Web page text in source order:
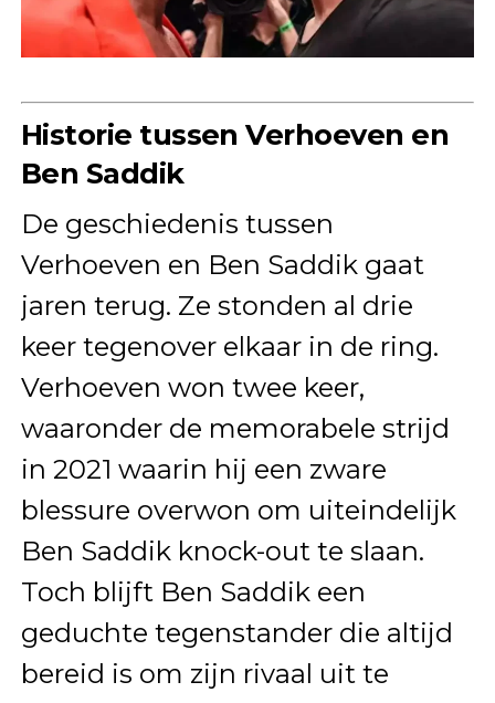
Historie tussen Verhoeven en
Ben Saddik
De geschiedenis tussen
Verhoeven en Ben Saddik gaat
jaren terug. Ze stonden al drie
keer tegenover elkaar in de ring.
Verhoeven won twee keer,
waaronder de memorabele strijd
in 2021 waarin hij een zware
blessure overwon om uiteindelijk
Ben Saddik knock-out te slaan.
Toch blijft Ben Saddik een
geduchte tegenstander die altijd
bereid is om zijn rivaal uit te